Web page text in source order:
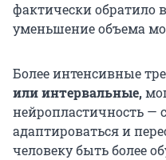
фактически обратило
уменьшение объема
Более интенсивные
или интервальные,
нейропластичность —
адаптироваться и
человеку быть более